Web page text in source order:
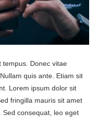
tempus. Donec vitae
quis ante. Etiam sit
Lorem ipsum dolor sit
fringilla mauris sit amet
Sed consequat, leo eget